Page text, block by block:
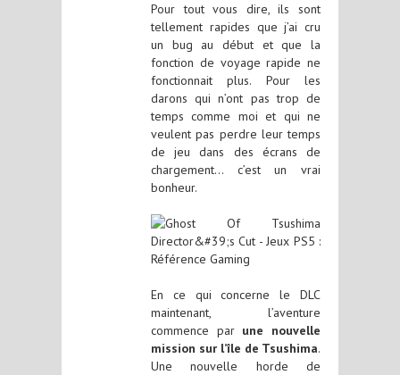
Pour tout vous dire, ils sont
tellement rapides que j’ai cru
un bug au début et que la
fonction de voyage rapide ne
fonctionnait plus. Pour les
darons qui n’ont pas trop de
temps comme moi et qui ne
veulent pas perdre leur temps
de jeu dans des écrans de
chargement… c’est un vrai
bonheur.
En ce qui concerne le DLC
maintenant, l’aventure
commence par une nouvelle
mission sur l’île de Tsushima.
Une nouvelle horde de